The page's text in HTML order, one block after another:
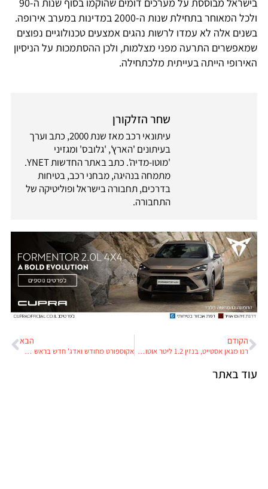
בישראל מבוססת על מערכים דומים שהוקמו בסוף שנות ה-90
ולכל המאוחר בתחילת שנות ה-2000 במדינות במערב אירופה.
בשנים אלה לא עמדו לרשות נהגים אמצעים טכנולוגיים נפוצים
שמאפשרים התרעה מפני מצלמות, ולכן ההסתמכות על הניסיון
האירופי הייתה בעייתית מלכתחילה.
שחר הזלקורן
עיתונאי רכב מאז שנת 2000, כתב וערך
בעיתונים 'הארץ', 'גלובס' ומגזיני
'מוטו-מדיה'. כתב באתר החדשות YNET.
מתמחה בנהיגה, מבחני רכב, בטיחות
בדרכים, תחבורה בישראל ופוליטיקה של
התחבורה.
הקודם
רנו מגאן אסטייט, בנזין 1.2 ליטר אוטומטי: מבחן דרכים
הבא
אקוספורט מחודש ואדג' חדש בראש מתקפת קרוסאוברים של פורד באירופה
עוד באתר